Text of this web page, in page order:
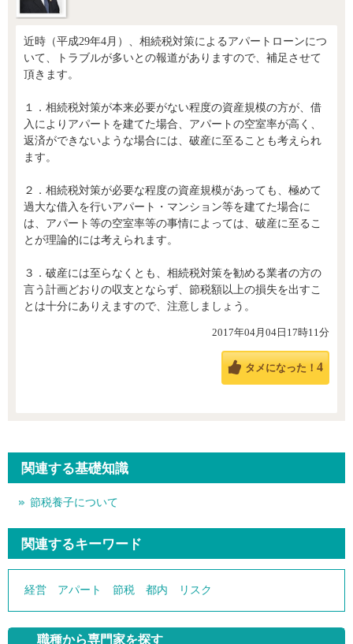
近時（平成29年4月）、相続税対策によるアパートローンにつ
いて、トラブルが多いとの報道がありますので、補足させて
頂きます。
１．相続税対策が本来必要がない程度の資産規模の方が、借
入によりアパートを建てた場合、アパートの空室率が高く、
返済ができないような場合には、破産に至ることも考えられ
ます。
２．相続税対策が必要な程度の資産規模があっても、極めて
過大な借入を行いアパート・マンション等を建てた場合に
は、アパート等の空室率等の事情によっては、破産に至るこ
とが理論的には考えられます。
３．破産には至らなくとも、相続税対策を勧める業者の方の
言う計画どおりの収支とならず、節税額以上の損失を出すこ
とは十分にありえますので、注意しましょう。
2017年04月04日17時11分
タメになった！ 4
関連する基礎知識
節税養子について
関連するキーワード
経営 アパート 節税 都内 リスク
職種から専門家を探す